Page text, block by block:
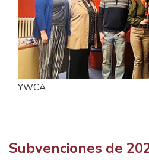
YWCA
Subvenciones de